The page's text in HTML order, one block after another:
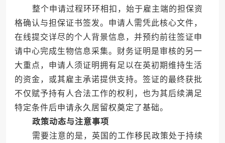
整个申请过程环环相扣，始于雇主端的担保资
格确认与担保证书签发。申请人需凭此核心文件，
在线提交详尽的个人背景信息，并预约前往签证申
请中心完成生物信息采集。财务证明是审核的另一
大重点，申请人须证明拥有足以在英初期维持生活
的资金，或其雇主承诺提供支持。签证的最终获批
不仅赋予持有人合法工作的权利，也为其后续满足
特定条件后申请永久居留权奠定了基础。
政策动态与注意事项
需要注意的是，英国的工作移民政策处于持续